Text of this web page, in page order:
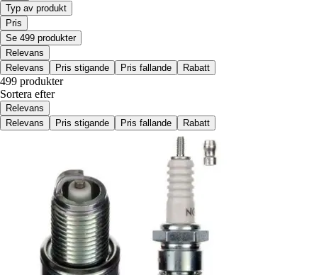
Typ av produkt
Pris
Se 499 produkter
Relevans
Relevans
Pris stigande Pris fallande Rabatt
499 produkter
Sortera efter
Relevans
Relevans
Pris stigande Pris fallande Rabatt